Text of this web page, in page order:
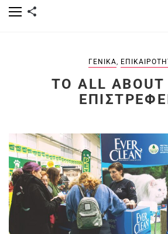
ΓΕΝΙΚΆ,
ΤΟ ALL ABOUT